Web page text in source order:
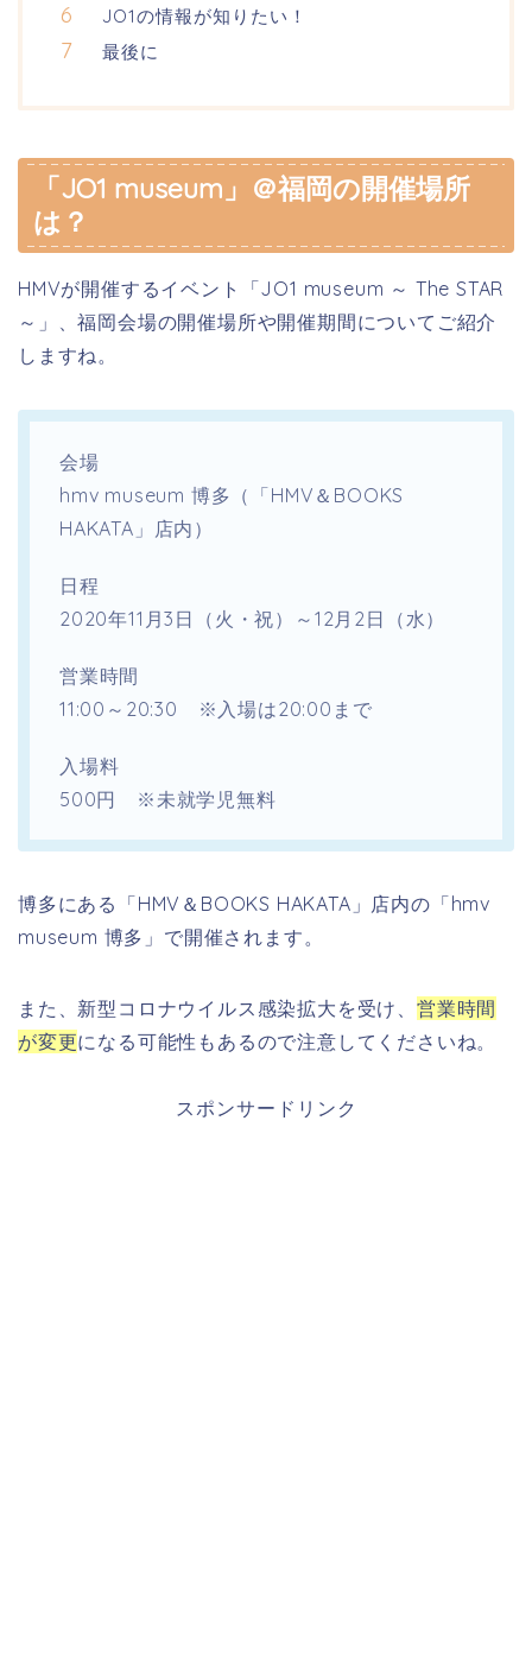
JO1の情報が知りたい！
最後に
「JO1 museum」＠福岡の開催場所
は？
HMVが開催するイベント
「JO1 museum ～ The STAR
～」、福岡会場の開催場所や開催期間についてご紹介
しますね。
会場
hmv museum 博多（「HMV＆BOOKS
HAKATA」店内）
日程
2020年11月3日（火・祝）～12月2日（水）
営業時間
11:00～20:30 ※入場は20:00まで
入場料
500円 ※未就学児無料
博多にある「HMV＆BOOKS HAKATA」店内の「hmv
museum 博多」で開催されます。
また、新型コロナウイルス感染拡大を受け、 営業時間
が変更になる可能性もあるので注意してくださいね。
スポンサードリンク